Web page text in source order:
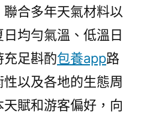
合多年天氣材料以
均勻氣溫、低溫日
充足斟酌包養app路
以及各地的生態周
賦和游客偏好，向